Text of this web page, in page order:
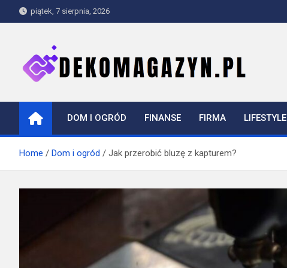
to
piątek, 7 sierpnia, 2026
dekomagazyn.pl
DOM I OGRÓD FINANSE FIRMA LIFESTYLE
Home Dom i ogród Jak przerobić bluzę z kapturem?